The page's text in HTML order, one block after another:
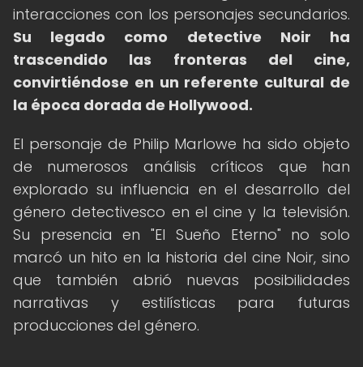
interacciones con los personajes secundarios.
Su legado como detective Noir ha
trascendido las fronteras del cine,
convirtiéndose en un referente cultural de
la época dorada de Hollywood.
El personaje de Philip Marlowe ha sido objeto
de numerosos análisis críticos que han
explorado su influencia en el desarrollo del
género detectivesco en el cine y la televisión.
Su presencia en "El Sueño Eterno" no solo
marcó un hito en la historia del cine Noir, sino
que también abrió nuevas posibilidades
narrativas y estilísticas para futuras
producciones del género.